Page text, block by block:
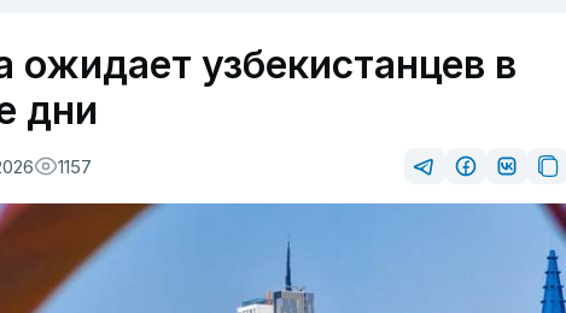
ожидает узбекистанцев в
дни
1157